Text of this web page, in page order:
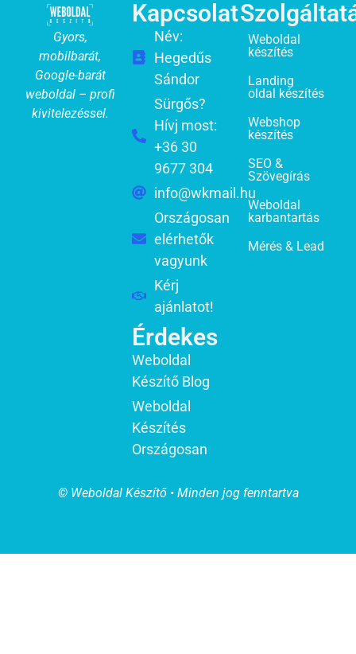
Gyors,
mobilbarát,
Google-barát
weboldal – profi
kivitelezéssel.
Kapcsolat
Név:
Hegedűs
Sándor
Sürgős?
Hívj most:
+36 30
9677 304
info@wkmail.hu
Országosan
elérhetők
vagyunk
Kérj
ajánlatot!
Érdekes
Weboldal
Készítő Blog
Weboldal
Készítés
Országosan
Weboldal
készítés
Landing
oldal készítés
Webshop
készítés
SEO &
Szövegírás
Weboldal
karbantartás
Mérés & Lead
© Weboldal Készítő • Minden jog fenntartva